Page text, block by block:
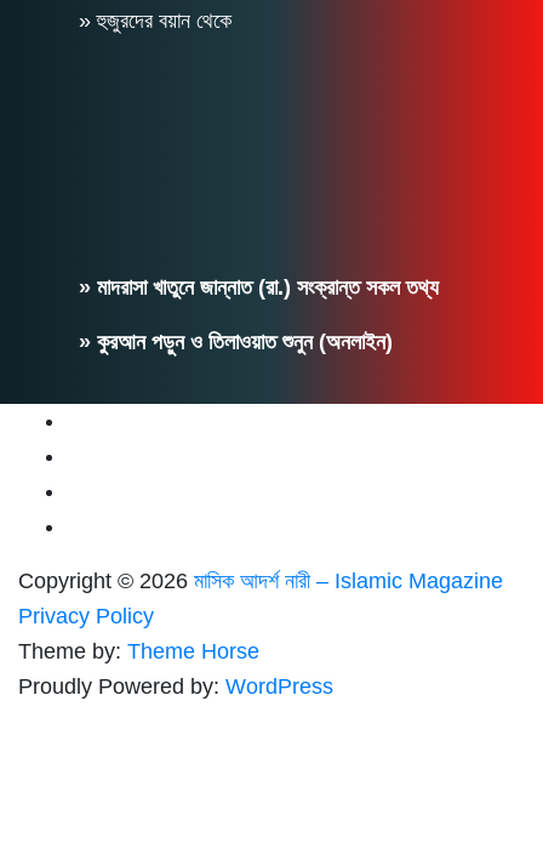
» হুজুরদের বয়ান থেকে
» মাদরাসা খাতুনে জান্নাত (রা.) সংক্রান্ত সকল তথ্য
» কুরআন পড়ুন ও তিলাওয়াত শুনুন (অনলাইন)
Copyright © 2026 মাসিক আদর্শ নারী – Islamic Magazine
Privacy Policy
Theme by: Theme Horse
Proudly Powered by: WordPress